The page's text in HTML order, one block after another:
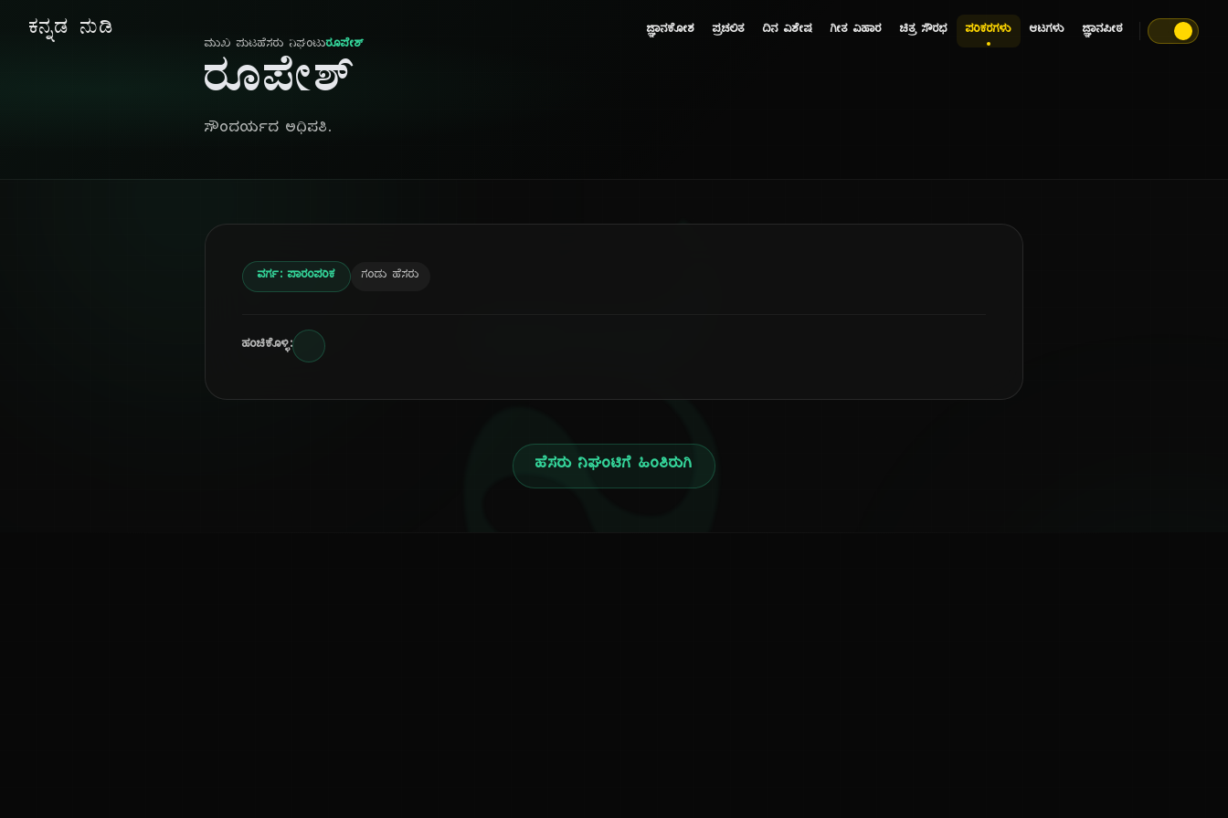
ಕನ್ನಡ ನುಡಿ ಜ್ಞಾನಕೋಶ ಪ್ರಚಲಿತ ದಿನ ವಿಶೇಷ ಗೀತ ವಿಹಾರ ಚಿತ್ರ ಸೌರಭ ಪರಿಕರಗಳು ಆಟಗಳು ಜ್ಞಾನಪೀಠ
ನ
ಮುಖ ಪುಟಹೆಸರು ನಿಘಂಟುರೂಪೇಶ್
ರೂಪೇಶ್
ಸೌಂದರ್ಯದ ಅಧಿಪತಿ.
ವರ್ಗ: ಪಾರಂಪರಿಕ ಗಂಡು ಹೆಸರು
ಹಂಚಿಕೊಳ್ಳಿ:
ಹೆಸರು ನಿಘಂಟಿಗೆ ಹಿಂತಿರುಗಿ